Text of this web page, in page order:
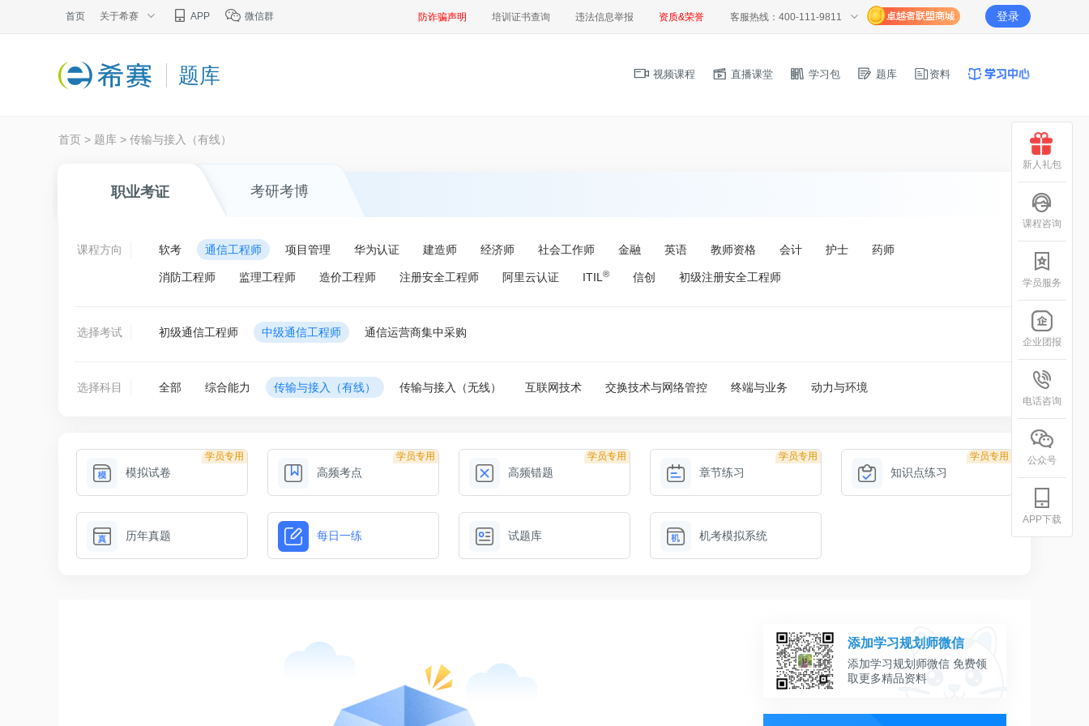
首页 关于希赛 APP 微信群 防诈骗声明 培训证书查询 违法信息举报 资质&荣誉 客服热线：400-111-9811 登录
题库 视频课程 直播课堂 学习包 题库 资料
首页 > 题库 > 传输与接入（有线）
职业考证 考研考博
课程方向 软考 通信工程师 项目管理 华为认证 建造师 经济师 社会工作师 金融 英语 教师资格 会计 护士 药师
消防工程师 监理工程师 造价工程师 注册安全工程师 阿里云认证 ITIL ® 信创 初级注册安全工程师
选择考试 初级通信工程师 中级通信工程师 通信运营商集中采购
选择科目 全部 综合能力 传输与接入（有线） 传输与接入（无线） 互联网技术 交换技术与网络管控 终端与业务 动力与环境
学员专用
模拟试卷
学员专用
高频考点
学员专用
高频错题
学员专用
章节练习
学员专用
知识点练习
历年真题 每日一练 试题库 机考模拟系统
添加学习规划师微信
添加学习规划师微信 免费领
取更多精品资料
新人礼包
课程咨询
学员服务
企业团报
电话咨询
公众号
APP下载